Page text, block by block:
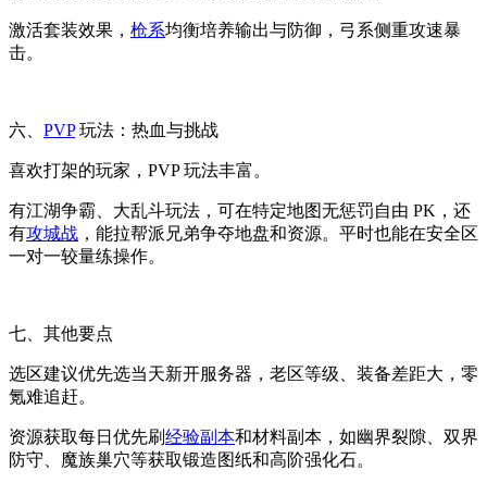
激活套装效果， 枪系均衡培养输出与防御，弓系侧重攻速暴
击。
六、 PVP玩法：热血与挑战
喜欢打架的玩家，PVP 玩法丰富。
有江湖争霸、大乱斗玩法，可在特定地图无惩罚自由 PK，还
有攻城战 ，能拉帮派兄弟争夺地盘和资源。平时也能在安全区
一对一较量练操作。
七、其他要点
选区建议优先选当天新开服务器，老区等级、装备差距大，零
氪难追赶。
资源获取每日优先刷经验副本和材料副本，如幽界裂隙、双界
防守、魔族巢穴等获取锻造图纸和高阶强化石。